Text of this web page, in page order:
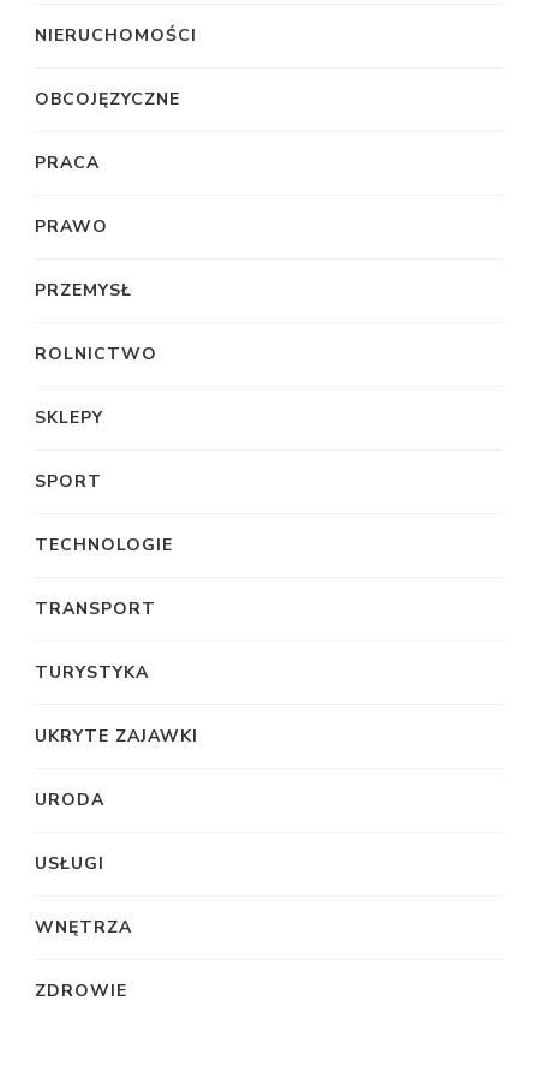
NIERUCHOMOŚCI
OBCOJĘZYCZNE
PRACA
PRAWO
PRZEMYSŁ
ROLNICTWO
SKLEPY
SPORT
TECHNOLOGIE
TRANSPORT
TURYSTYKA
UKRYTE ZAJAWKI
URODA
USŁUGI
WNĘTRZA
ZDROWIE